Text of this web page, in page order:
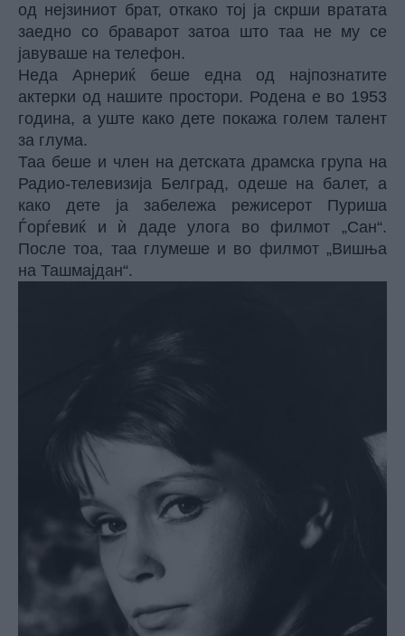
од нејзиниот брат, откако тој ја скрши вратата
заедно со браварот затоа што таа не му се
јавуваше на телефон.
Неда Арнериќ беше една од најпознатите
актерки од нашите простори. Родена е во 1953
година, а уште како дете покажа голем талент
за глума.
Таа беше и член на детската драмска група на
Радио-телевизија Белград, одеше на балет, а
како дете ја забележа режисерот Пуриша
Ѓорѓевиќ и ѝ даде улога во филмот „Сан“.
После тоа, таа глумеше и во филмот „Вишња
на Ташмајдан“.